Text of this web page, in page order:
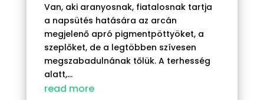
Van, aki aranyosnak, fiatalosnak tartja
a napsütés hatására az arcán
megjelenő apró pigmentpöttyöket, a
szeplőket, de a legtöbben szívesen
megszabadulnának tőlük. A terhesség
alatt,...
read more